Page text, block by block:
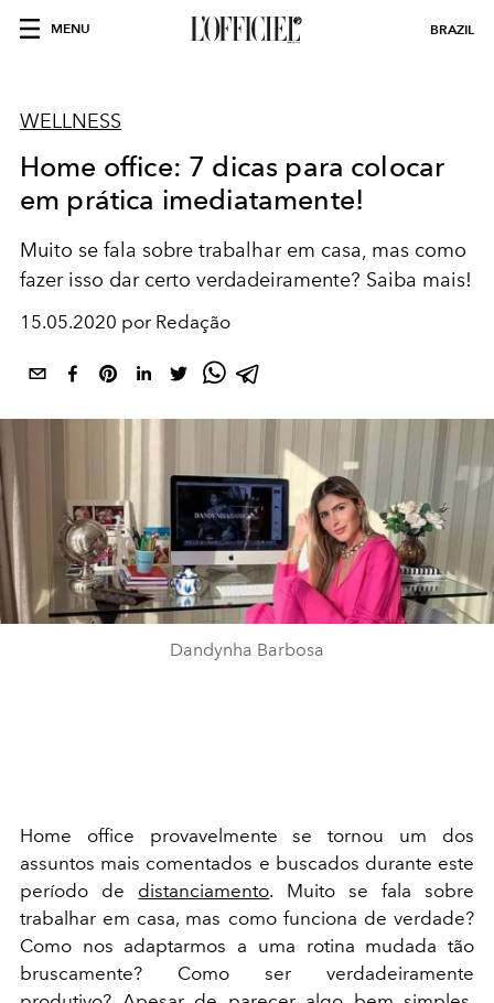
MENU BRAZIL
WELLNESS
Home office: 7 dicas para colocar
em prática imediatamente!
Muito se fala sobre trabalhar em casa, mas como
fazer isso dar certo verdadeiramente? Saiba mais!
15.05.2020 por Redação
Dandynha Barbosa
Home office provavelmente se tornou um dos
assuntos mais comentados e buscados durante este
período de distanciamento. Muito se fala sobre
trabalhar em casa, mas como funciona de verdade?
Como nos adaptarmos a uma rotina mudada tão
bruscamente? Como ser verdadeiramente